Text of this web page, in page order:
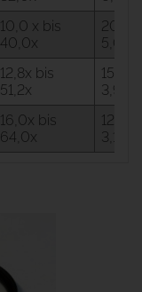
10,0 x bis
40,0x
20,0
5,0
12,8x bis
51,2x
15,6
3,9
16,0x bis
64,0x
12,5
3,1